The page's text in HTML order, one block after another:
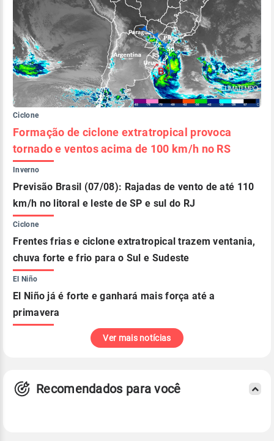
Ciclone
Formação de ciclone extratropical provoca
tornado e ventos acima de 100 km/h no RS
Inverno
Previsão Brasil (07/08): Rajadas de vento de até 110
km/h no litoral e leste de SP e sul do RJ
Ciclone
Frentes frias e ciclone extratropical trazem ventania,
chuva forte e frio para o Sul e Sudeste
El Niño
El Niño já é forte e ganhará mais força até a
primavera
Ver mais notícias
Recomendados para você